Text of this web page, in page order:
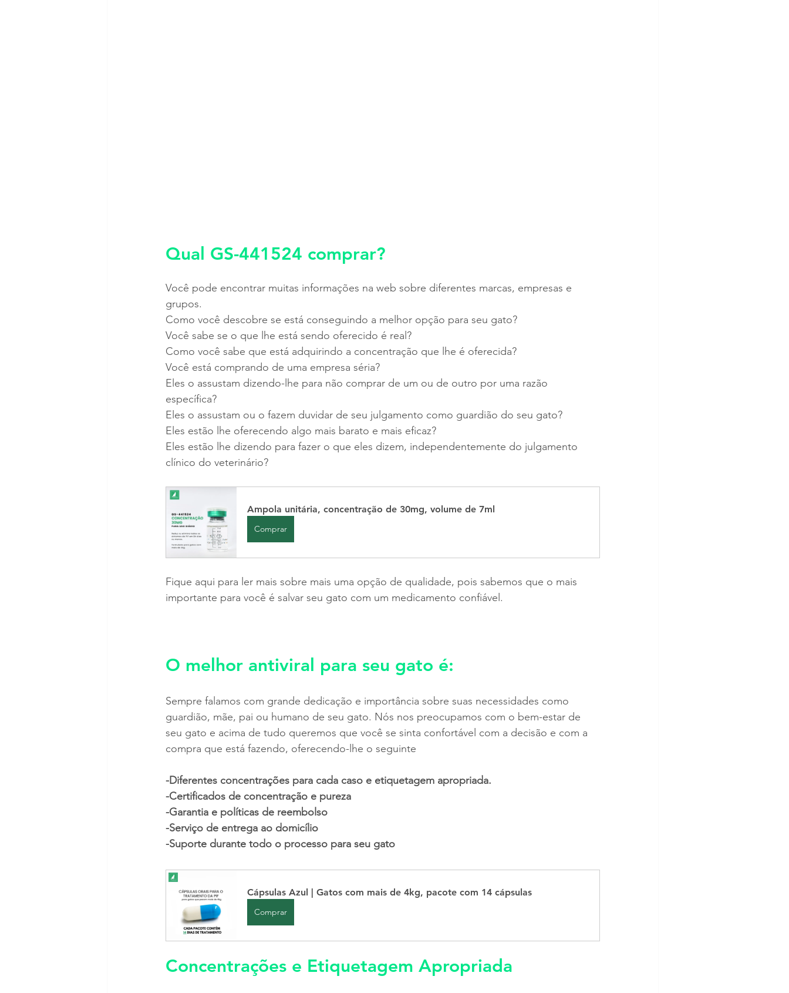
Qual GS-441524 comprar?
Você pode encontrar muitas informações na web sobre diferentes marcas, empresas e
grupos.
Como você descobre se está conseguindo a melhor opção para seu gato?
Você sabe se o que lhe está sendo oferecido é real?
Como você sabe que está adquirindo a concentração que lhe é oferecida?
Você está comprando de uma empresa séria?
Eles o assustam dizendo-lhe para não comprar de um ou de outro por uma razão
específica?
Eles o assustam ou o fazem duvidar de seu julgamento como guardião do seu gato?
Eles estão lhe oferecendo algo mais barato e mais eficaz?
Eles estão lhe dizendo para fazer o que eles dizem, independentemente do julgamento
clínico do veterinário?
Ampola unitária, concentração de 30mg, volume de 7ml
Comprar
Fique aqui para ler mais sobre mais uma opção de qualidade, pois sabemos que o mais
importante para você é salvar seu gato com um medicamento confiável.
O melhor antiviral para seu gato é:
Sempre falamos com grande dedicação e importância sobre suas necessidades como
guardião, mãe, pai ou humano de seu gato. Nós nos preocupamos com o bem-estar de
seu gato e acima de tudo queremos que você se sinta confortável com a decisão e com a
compra que está fazendo, oferecendo-lhe o seguinte
-Diferentes concentrações para cada caso e etiquetagem apropriada.
-Certificados de concentração e pureza
-Garantia e políticas de reembolso
-Serviço de entrega ao domicílio
-Suporte durante todo o processo para seu gato
Cápsulas Azul | Gatos com mais de 4kg, pacote com 14 cápsulas
Comprar
Concentrações e Etiquetagem Apropriada